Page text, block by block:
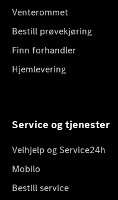
Venterommet
Bestill prøvekjøring
Finn forhandler
Hjemlevering
Service og tjenester
Veihjelp og Service24h
Mobilo
Bestill service